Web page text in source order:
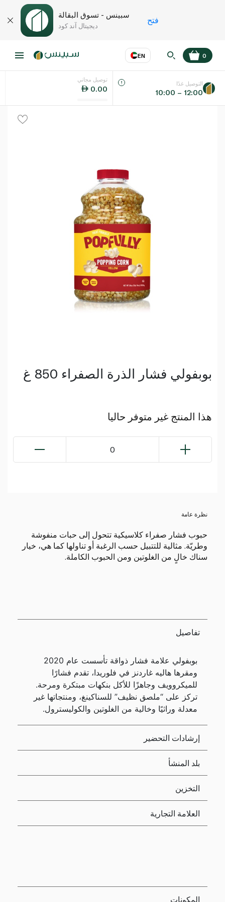
سبينس - تسوق البقالة
ديجيتال آند كود
فتح
EN
اللغة عر
0
توصيل مجاني
0.00
التوصيل غدًا
10:00 – 12:00
بوبفولي فشار الذرة الصفراء 850 غ
هذا المنتج غير متوفر حاليا
0
نظرة عامة
حبوب فشار صفراء كلاسيكية تتحول إلى حبات منفوشة
وطريّة. مثالية للتتبيل حسب الرغبة أو تناولها كما هي، خيار
سناك خالٍ من الغلوتين ومن الحبوب الكاملة.
تفاصيل
بوبفولي علامة فشار ذواقة تأسست عام 2020
ومقرها هاليه غاردنز في فلوريدا، تقدم فشارًا
للميكروويف وجاهزًا للأكل بنكهات مبتكرة ومرحة.
تركز على “ملصق نظيف” للسناكينغ، ومنتجاتها غير
معدلة وراثيًا وخالية من الغلوتين والكوليسترول.
إرشادات التحضير
بلد المنشأ
التخزين
العلامة التجارية
المكونات